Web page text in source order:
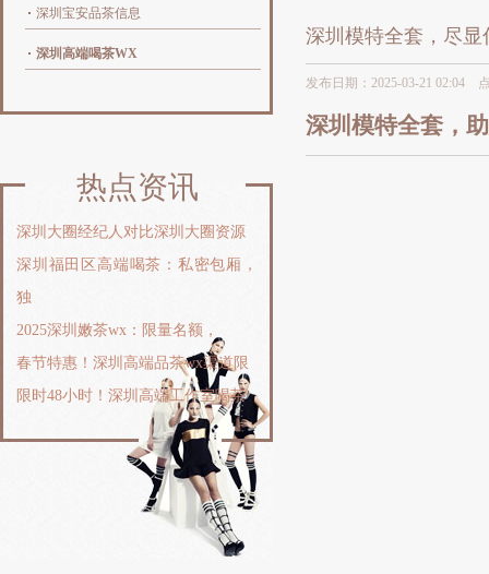
深圳宝安品茶信息
深圳高端喝茶WX
热点资讯
‌深圳大圈经纪人对比深圳大圈资源
深圳福田区高端喝茶：私密包厢，
独
2025深圳嫩茶wx：限量名额，
春节特惠！深圳高端品茶wx渠道限
限时48小时！深圳高端工作室喝茶
深圳模特全套，尽
发布日期：2025-03-21 02:04
深圳模特全套，